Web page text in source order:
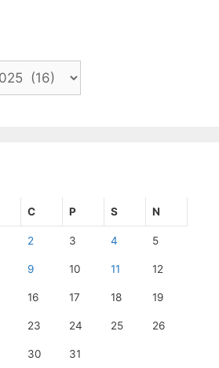
C P S N
2 3 4 5
9 10 11 12
16 17 18 19
23 24 25 26
30 31